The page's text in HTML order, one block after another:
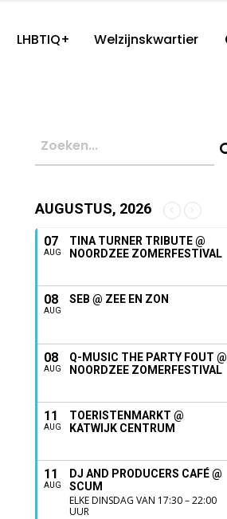
LHBTIQ+ Welzijnskwartier
AUGUSTUS, 2026
07
AUG
TINA TURNER TRIBUTE @
NOORDZEE ZOMERFESTIVAL
08
AUG
SEB @ ZEE EN ZON
08
AUG
Q-MUSIC THE PARTY FOUT @
NOORDZEE ZOMERFESTIVAL
11
AUG
TOERISTENMARKT @
KATWIJK CENTRUM
11
AUG
DJ AND PRODUCERS CAFÉ @
SCUM
ELKE DINSDAG VAN 17:30 – 22:00
UUR